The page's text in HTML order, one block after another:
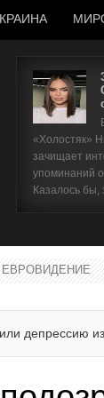
«Холостяк»
зачищает
упоминаний
Казалось бы,
ЕВРОВИДЕНИЕ
депрессию